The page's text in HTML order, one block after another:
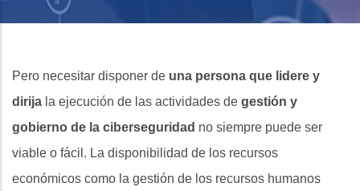
Pero necesitar disponer de una persona que lidere y
dirija la ejecución de las actividades de gestión y
gobierno de la ciberseguridad no siempre puede ser
viable o fácil. La disponibilidad de los recursos
económicos como la gestión de los recursos humanos